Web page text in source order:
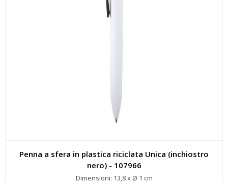
Penna a sfera in plastica riciclata Unica (inchiostro
nero) - 107966
Dimensioni: 13,8 x Ø 1 cm